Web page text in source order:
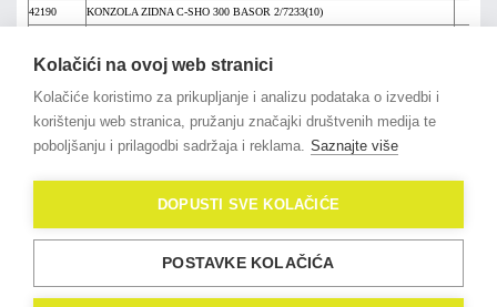
42190 KONZOLA ZIDNA C-SHO 300 BASOR 2/7233(10)
42192 VIJAK S MATICOM ZA KANAL LIMENI M6 BASOR 2/4356(100)
na vrh članka
© 2021OligoLux
Reserved.Izrada web stranica
Kolačići na ovoj web stranici
Kolačiće koristimo za prikupljanje i analizu podataka o izvedbi i
korištenju web stranica, pružanju značajki društvenih medija te
poboljšanju i prilagodbi sadržaja i reklama. Saznajte više
DOPUSTI SVE KOLAČIĆE
POSTAVKE KOLAČIĆA